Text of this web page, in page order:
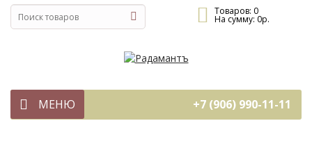
Товаров: 0
На сумму: 0р.
МЕНЮ +7 (906) 990-11-11